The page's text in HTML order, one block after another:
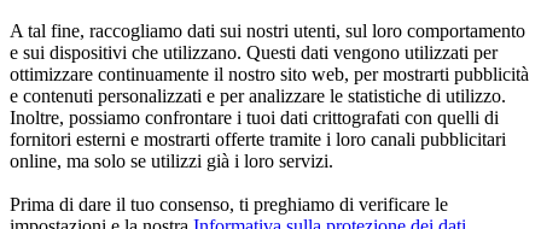
A tal fine, raccogliamo dati sui nostri utenti, sul loro comportamento
e sui dispositivi che utilizzano. Questi dati vengono utilizzati per
ottimizzare continuamente il nostro sito web, per mostrarti pubblicità
e contenuti personalizzati e per analizzare le statistiche di utilizzo.
Inoltre, possiamo confrontare i tuoi dati crittografati con quelli di
fornitori esterni e mostrarti offerte tramite i loro canali pubblicitari
online, ma solo se utilizzi già i loro servizi.
Prima di dare il tuo consenso, ti preghiamo di verificare le